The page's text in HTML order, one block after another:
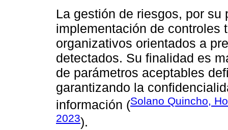
La gestión de riesgos, por
implementación de controles
organizativos orientados a
detectados. Su finalidad es
de parámetros aceptables
garantizando la
información (Solano Quincho,
2023).